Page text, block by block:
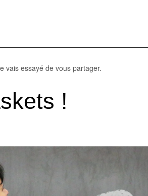
vais essayé de vous partager.
!